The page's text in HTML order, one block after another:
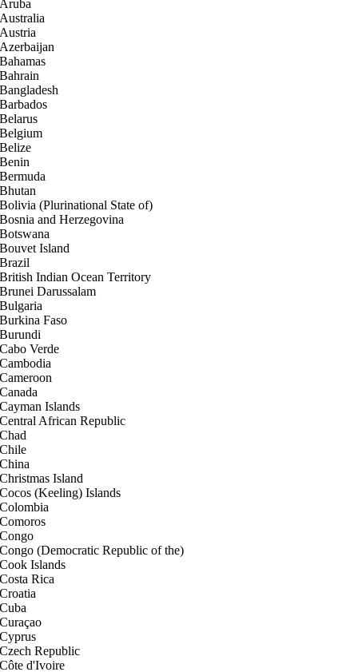
Aruba
Australia
Austria
Azerbaijan
Bahamas
Bahrain
Bangladesh
Barbados
Belarus
Belgium
Belize
Benin
Bermuda
Bhutan
Bolivia (Plurinational State of)
Bosnia and Herzegovina
Botswana
Bouvet Island
Brazil
British Indian Ocean Territory
Brunei Darussalam
Bulgaria
Burkina Faso
Burundi
Cabo Verde
Cambodia
Cameroon
Canada
Cayman Islands
Central African Republic
Chad
Chile
China
Christmas Island
Cocos (Keeling) Islands
Colombia
Comoros
Congo
Congo (Democratic Republic of the)
Cook Islands
Costa Rica
Croatia
Cuba
Curaçao
Cyprus
Czech Republic
Côte d'Ivoire